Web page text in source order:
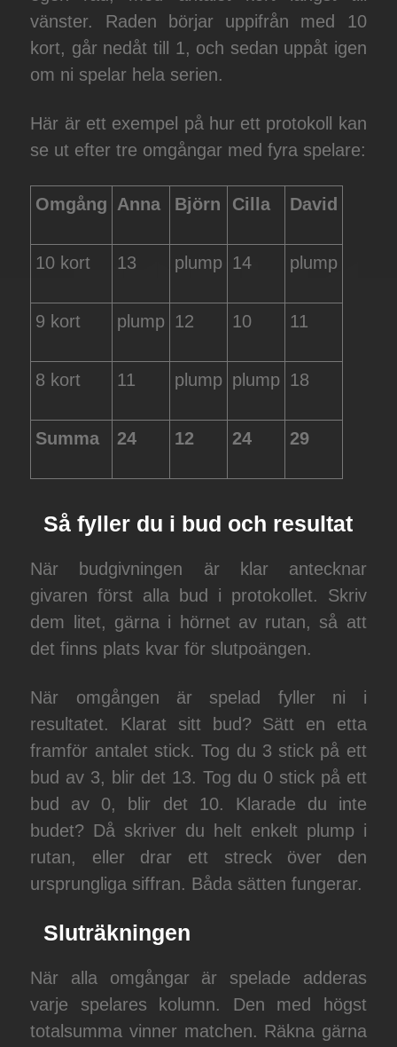
vänster. Raden börjar uppifrån med 10
kort, går nedåt till 1, och sedan uppåt igen
om ni spelar hela serien.
Här är ett exempel på hur ett protokoll kan
se ut efter tre omgångar med fyra spelare:
Omgång Anna Björn Cilla David
10 kort 13 plump 14 plump
9 kort plump 12 10 11
8 kort 11 plump plump 18
Summa 24 12 24 29
Så fyller du i bud och resultat
När budgivningen är klar antecknar
givaren först alla bud i protokollet. Skriv
dem litet, gärna i hörnet av rutan, så att
det finns plats kvar för slutpoängen.
När omgången är spelad fyller ni i
resultatet. Klarat sitt bud? Sätt en etta
framför antalet stick. Tog du 3 stick på ett
bud av 3, blir det 13. Tog du 0 stick på ett
bud av 0, blir det 10. Klarade du inte
budet? Då skriver du helt enkelt plump i
rutan, eller drar ett streck över den
ursprungliga siffran. Båda sätten fungerar.
Sluträkningen
När alla omgångar är spelade adderas
varje spelares kolumn. Den med högst
totalsumma vinner matchen. Räkna gärna